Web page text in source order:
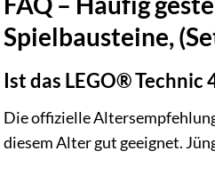
Spielbausteine,
Ist das LEGO®
Die offizielle
diesem Alter gut geeignet.